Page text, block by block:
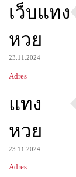
เว็บแทง
หวย
23.11.2024
Adres
แทง
หวย
23.11.2024
Adres